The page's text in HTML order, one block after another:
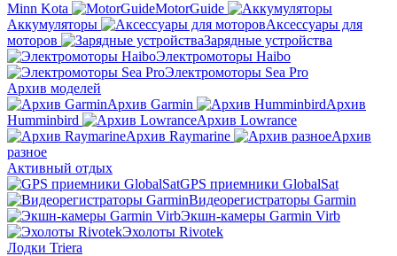
Minn Kota
MotorGuide
Аккумуляторы
Аксессуары для
моторов
Зарядные устройства
Электромоторы Haibo
Электромоторы Sea Pro
Архив моделей
Архив Garmin
Архив
Humminbird
Архив Lowrance
Архив Raymarine
Архив
разное
Активный отдых
GPS приемники GlobalSat
Видеорегистраторы Garmin
Экшн-камеры Garmin Virb
Эхолоты Rivotek
Лодки Triera